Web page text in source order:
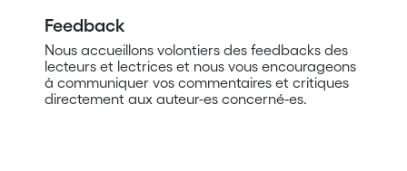
Feedback
Nous accueillons volontiers des feedbacks des
lecteurs et lectrices et nous vous encourageons
à communiquer vos commentaires et critiques
directement aux auteur-es concerné-es.